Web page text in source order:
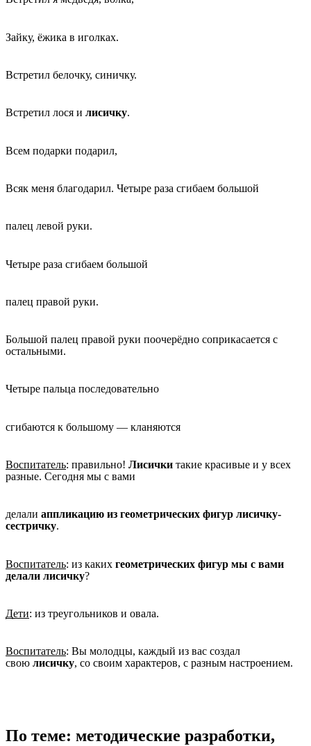
Зайку, ёжика в иголках.
Встретил белочку, синичку.
Встретил лося и лисичку.
Всем подарки подарил,
Всяк меня благодарил. Четыре раза сгибаем большой
палец левой руки.
Четыре раза сгибаем большой
палец правой руки.
Большой палец правой руки поочерёдно соприкасается с
остальными.
Четыре пальца последовательно
сгибаются к большому — кланяются
Воспитатель: правильно! Лисички такие красивые и у всех
разные. Сегодня мы с вами
делали аппликацию из геометрических фигур лисичку-
сестричку.
Воспитатель: из каких геометрических фигур мы с вами
делали лисичку?
Дети: из треугольников и овала.
Воспитатель: Вы молодцы, каждый из вас создал
свою лисичку, со своим характеров, с разным настроением.
По теме: методические разработки,